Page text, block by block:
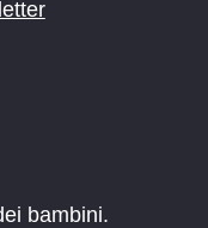
bambini.